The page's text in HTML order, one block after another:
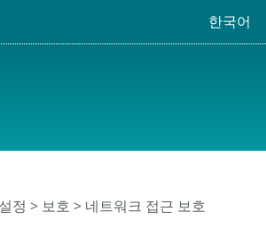
한국어
정 > 보호 > 네트워크 접근 보호